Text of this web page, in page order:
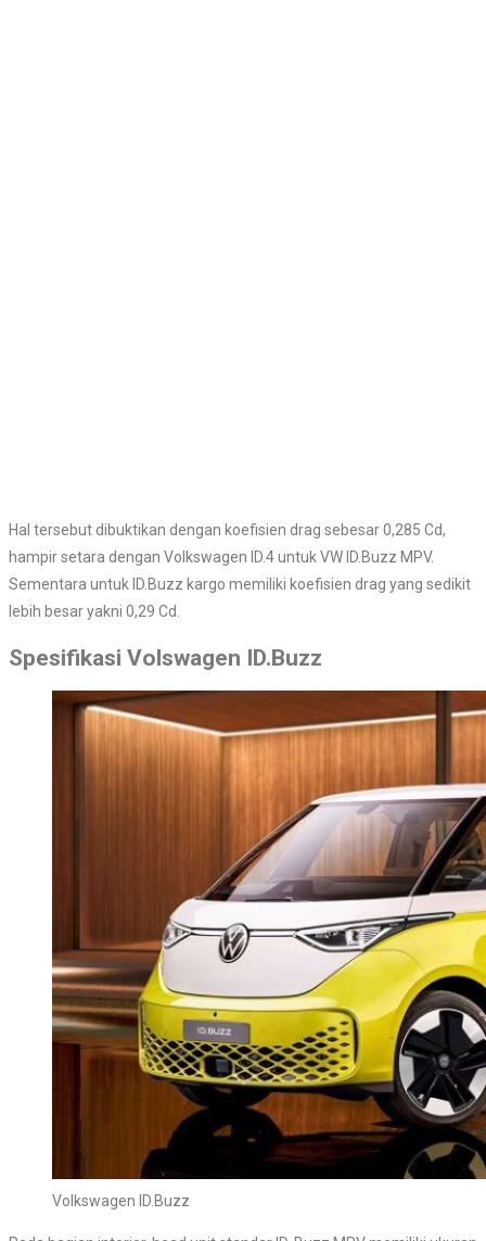
Hal tersebut dibuktikan dengan koefisien drag sebesar 0,285 Cd,
hampir setara dengan Volkswagen ID.4 untuk VW ID.Buzz MPV.
Sementara untuk ID.Buzz kargo memiliki koefisien drag yang sedikit
lebih besar yakni 0,29 Cd.
Spesifikasi Volswagen ID.Buzz
Volkswagen ID.Buzz